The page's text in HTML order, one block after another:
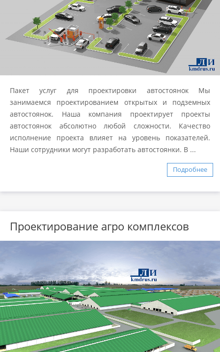
Пакет услуг для проектировки автостоянок Мы
занимаемся проектированием открытых и подземных
автостоянок. Наша компания проектирует проекты
автостоянок абсолютно любой сложности. Качество
исполнение проекта влияет на уровень показателей.
Наши сотрудники могут разработать автостоянки. В ...
Подробнее
Проектирование агро комплексов